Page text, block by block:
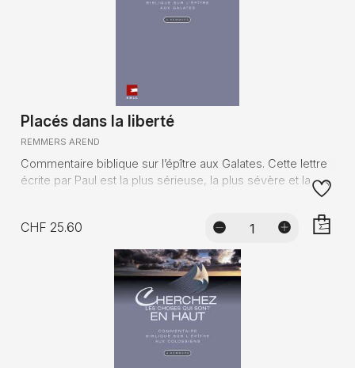
Placés dans la liberté
REMMERS AREND
Commentaire biblique sur l’épître aux Galates. Cette lettre
écrite par Paul est la plus sérieuse, la plus sévère et la ...
CHF 25.60